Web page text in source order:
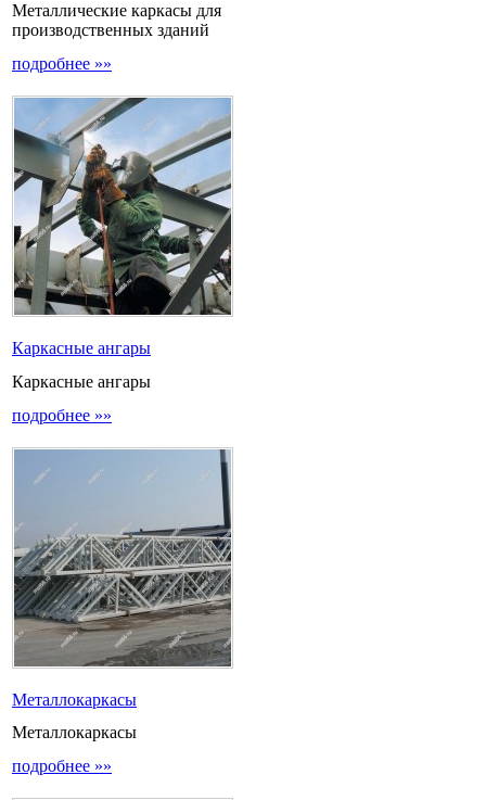
Металлические каркасы для
производственных зданий
подробнее »»
Каркасные ангары
Каркасные ангары
подробнее »»
Металлокаркасы
Металлокаркасы
подробнее »»